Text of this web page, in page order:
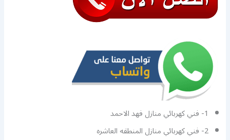
1- فني كهربائي منازل فهد الاحمد
2- فني كهربائي منازل المنطقه العاشره